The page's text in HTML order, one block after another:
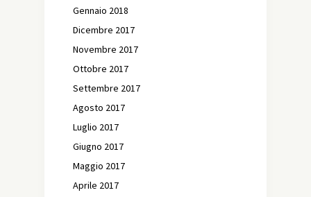
Gennaio 2018
Dicembre 2017
Novembre 2017
Ottobre 2017
Settembre 2017
Agosto 2017
Luglio 2017
Giugno 2017
Maggio 2017
Aprile 2017